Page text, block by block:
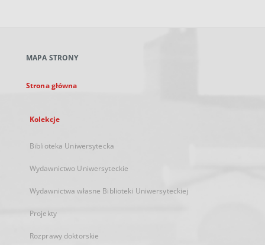
karcie
MAPA STRONY
Strona główna
Kolekcje
Biblioteka Uniwersytecka
Wydawnictwo Uniwersyteckie
Wydawnictwa własne Biblioteki Uniwersyteckiej
Projekty
Rozprawy doktorskie